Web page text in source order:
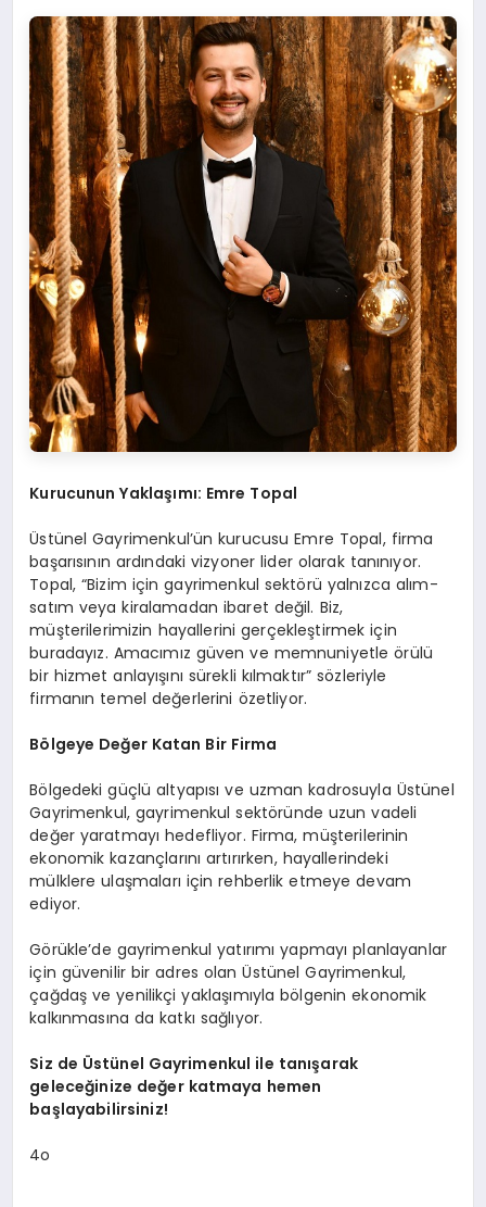
Kurucunun Yaklaşımı: Emre Topal
Üstünel Gayrimenkul’ün kurucusu Emre Topal, firma
başarısının ardındaki vizyoner lider olarak tanınıyor.
Topal, “Bizim için gayrimenkul sektörü yalnızca alım-
satım veya kiralamadan ibaret değil. Biz,
müşterilerimizin hayallerini gerçekleştirmek için
buradayız. Amacımız güven ve memnuniyetle örülü
bir hizmet anlayışını sürekli kılmaktır” sözleriyle
firmanın temel değerlerini özetliyor.
Bölgeye Değer Katan Bir Firma
Bölgedeki güçlü altyapısı ve uzman kadrosuyla Üstünel
Gayrimenkul, gayrimenkul sektöründe uzun vadeli
değer yaratmayı hedefliyor. Firma, müşterilerinin
ekonomik kazançlarını artırırken, hayallerindeki
mülklere ulaşmaları için rehberlik etmeye devam
ediyor.
Görükle’de gayrimenkul yatırımı yapmayı planlayanlar
için güvenilir bir adres olan Üstünel Gayrimenkul,
çağdaş ve yenilikçi yaklaşımıyla bölgenin ekonomik
kalkınmasına da katkı sağlıyor.
Siz de Üstünel Gayrimenkul ile tanışarak
geleceğinize değer katmaya hemen
başlayabilirsiniz!
4o